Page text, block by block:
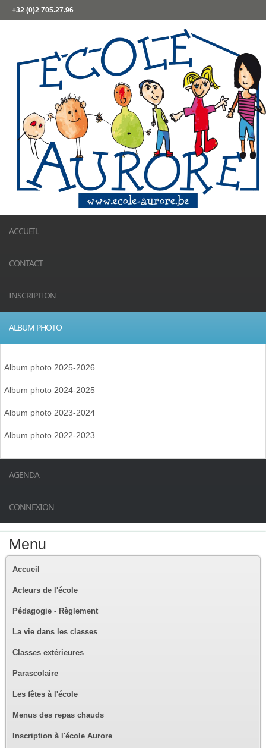
+32 (0)2 705.27.96
ACCUEIL
CONTACT
INSCRIPTION
ALBUM PHOTO
Album photo 2025-2026
Album photo 2024-2025
Album photo 2023-2024
Album photo 2022-2023
AGENDA
CONNEXION
Menu
Accueil
Acteurs de l'école
Pédagogie - Règlement
La vie dans les classes
Classes extérieures
Parascolaire
Les fêtes à l'école
Menus des repas chauds
Inscription à l'école Aurore